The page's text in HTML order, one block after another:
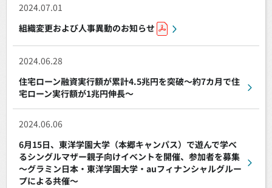
2024.07.01
組織変更および人事異動のお知らせ
2024.06.28
住宅ローン融資実行額が累計4.5兆円を突破～約7カ月で住
宅ローン実行額が1兆円伸長～
2024.06.06
6月15日、東洋学園大学（本郷キャンパス）で遊んで学べ
るシングルマザー親子向けイベントを開催、参加者を募集
～グラミン日本・東洋学園大学・auフィナンシャルグルー
プによる共催～